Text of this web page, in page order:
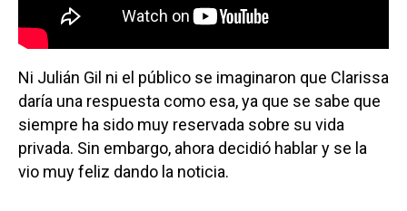
Ni Julián Gil ni el público se imaginaron que Clarissa
daría una respuesta como esa, ya que se sabe que
siempre ha sido muy reservada sobre su vida
privada. Sin embargo, ahora decidió hablar y se la
vio muy feliz dando la noticia.